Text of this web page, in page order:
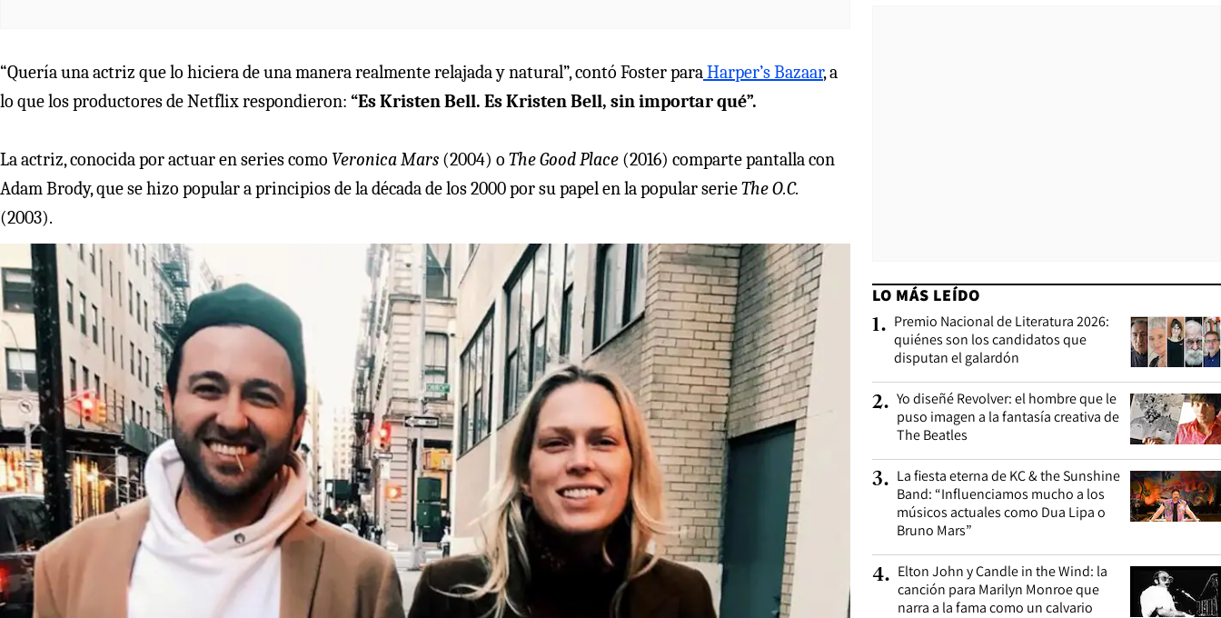
“Quería una actriz que lo hiciera de una manera realmente relajada y natural”, contó Foster paraHarper’s Bazaar, a
lo que los productores de Netflix respondieron: “Es Kristen Bell. Es Kristen Bell, sin importar qué”.
La actriz, conocida por actuar en series como Veronica Mars (2004) o The Good Place (2016) comparte pantalla con
Adam Brody, que se hizo popular a principios de la década de los 2000 por su papel en la popular serieThe O.C.
(2003).
LO MÁS LEÍDO
1. Premio Nacional de Literatura 2026:
quiénes son los candidatos que
disputan el galardón
2. Yo diseñé Revolver: el hombre que le
puso imagen a la fantasía creativa de
The Beatles
3. La fiesta eterna de KC & the Sunshine
Band: “Influenciamos mucho a los
músicos actuales como Dua Lipa o
Bruno Mars”
4. Elton John y Candle in the Wind: la
canción para Marilyn Monroe que
narra a la fama como un calvario